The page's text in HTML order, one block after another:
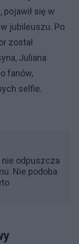
się w
jubileuszu. Po
został
Juliana
fanów,
selfie.
nie odpuszcza
Nie podoba